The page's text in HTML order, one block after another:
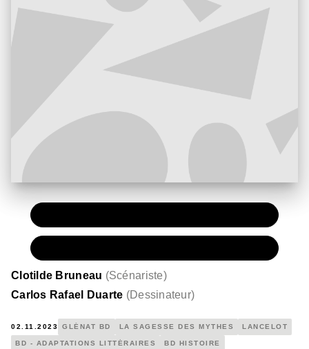
Clotilde Bruneau (Scénariste)
Carlos Rafael Duarte (Dessinateur)
02.11.2023 GLÉNAT BD LA SAGESSE DES MYTHES LANCELOT
BD - ADAPTATIONS LITTÉRAIRES BD HISTOIRE